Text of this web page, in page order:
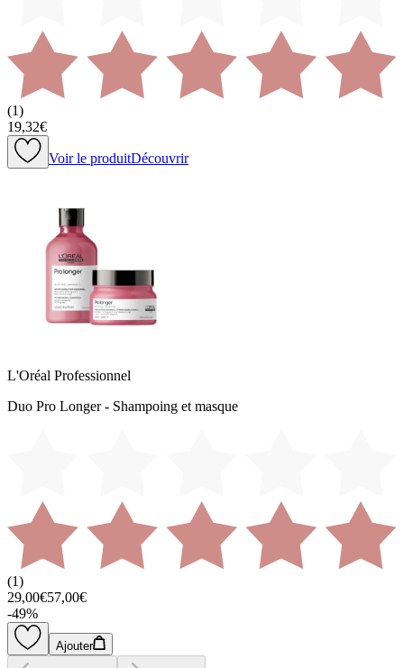
(1)
19,32€
Voir le produitDécouvrir
L'Oréal Professionnel
Duo Pro Longer - Shampoing et masque
(1)
29,00€57,00€
-49%
Ajouter